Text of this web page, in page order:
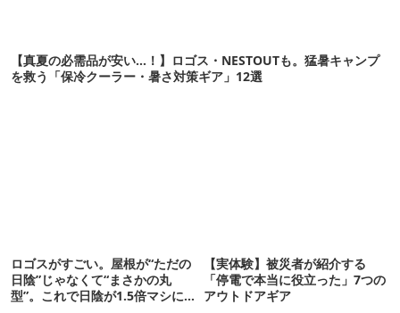
【真夏の必需品が安い…！】ロゴス・NESTOUTも。猛暑キャンプ
を救う「保冷クーラー・暑さ対策ギア」12選
ロゴスがすごい。屋根が“ただの
日陰”じゃなくて“まさかの丸
型”。これで日陰が1.5倍マシに
【実体験】被災者が紹介する
「停電で本当に役立った」7つの
アウトドアギア